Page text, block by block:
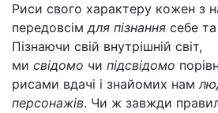
Риси свого характеру кожен з
передовсімдля пізнання себе та
Пізнаючи свій внутрішній світ,
ми свідомо чи підсвідомо
рисами вдачі і знайомих нам
персонажів. Чи ж завжди